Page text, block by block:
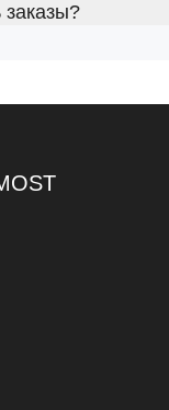
заказы?